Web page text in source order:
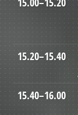
15.20–15.40
15.40–16.00